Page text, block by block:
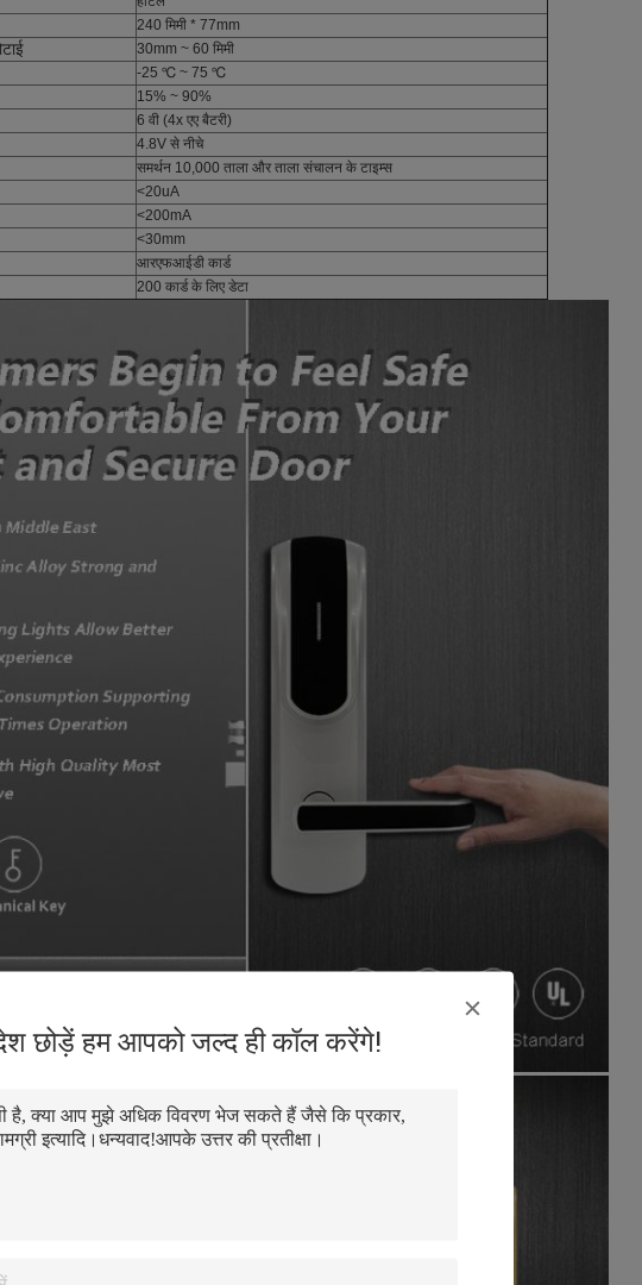
240 मिमी * 77mm
30mm ~ 60 मिमी
-25 ℃ ~ 75 ℃
15% ~ 90%
6 वी (4x एए बैटरी)
4.8V से नीचे
समर्थन 10,000 ताला और ताला संचालन के टाइम्स
<20uA
<200mA
<30mm
आरएफआईडी कार्ड
200 कार्ड के लिए डेटा
छोड़ें हम आपको जल्द ही कॉल करेंगे!